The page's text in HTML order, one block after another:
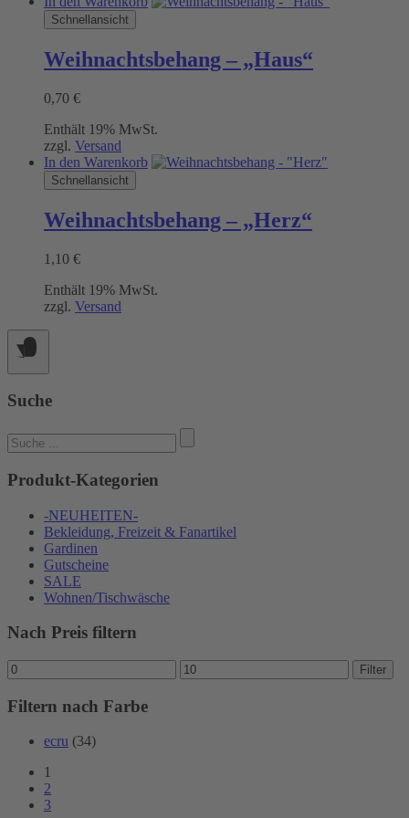
Schnellansicht
Weihnachtsbehang – „Haus“
0,70 €
Enthält 19% MwSt.
zzgl. Versand
In den Warenkorb
Schnellansicht
Weihnachtsbehang – „Herz“
1,10 €
Enthält 19% MwSt.
zzgl. Versand
Suche
Suchen
nach:
Produkt-Kategorien
-NEUHEITEN-
Bekleidung, Freizeit & Fanartikel
Gardinen
Gutscheine
SALE
Wohnen/Tischwäsche
Nach Preis filtern
Min.
Preis
Max.
Preis
Filter
Filtern nach Farbe
ecru (34)
1
2
3